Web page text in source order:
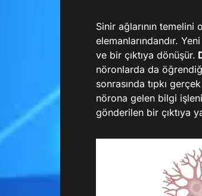
Sinir ağlarının
elemanlarındandır.
ve bir çıktıya dönüşür.
nöronlarda da
sonrasında tıpkı
nörona gelen bilgi
gönderilen bir çıktıya